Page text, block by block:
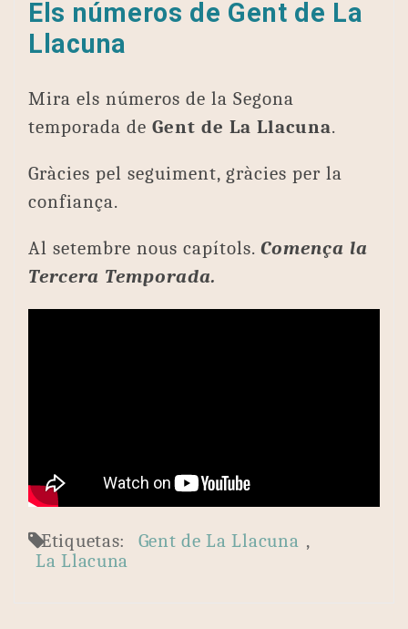
Els números de Gent de La
Llacuna
Mira els números de la Segona
temporada de Gent de La Llacuna.
Gràcies pel seguiment, gràcies per la
confiança.
Al setembre nous capítols. Comença la
Tercera Temporada.
Etiquetas: Gent de La Llacuna ,
La Llacuna